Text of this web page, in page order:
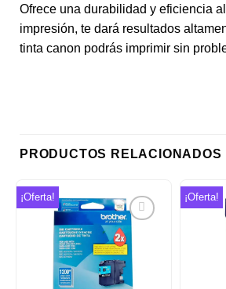
Ofrece una durabilidad y eficiencia
impresión, te dará resultados
tinta canon podrás imprimir sin
PRODUCTOS RELACIONADOS
¡Oferta!
Añadir
lista de
deseos
¡Oferta!